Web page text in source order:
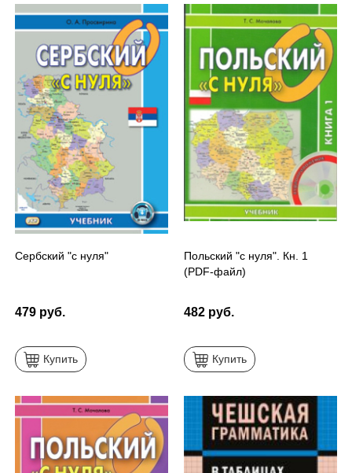
Сербский "с нуля"
479 руб.
Купить
Польский "с нуля". Кн. 1
(PDF-файл)
482 руб.
Купить